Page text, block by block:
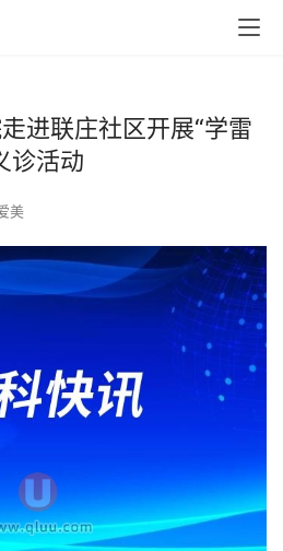
进联庄社区开展“学雷
诊活动
美